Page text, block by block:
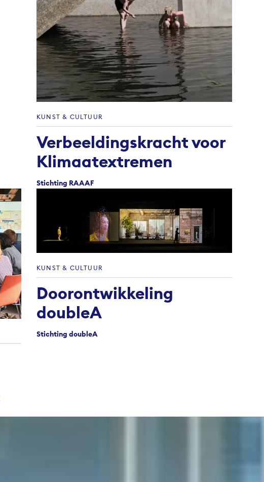
KUNST & CULTUUR
Verbeeldingskracht voor
Klimaatextremen
Stichting RAAAF
KUNST & CULTUUR
Doorontwikkeling
doubleA
Stichting doubleA